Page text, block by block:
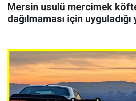
Mersin usulü mercimek
dağılmaması için